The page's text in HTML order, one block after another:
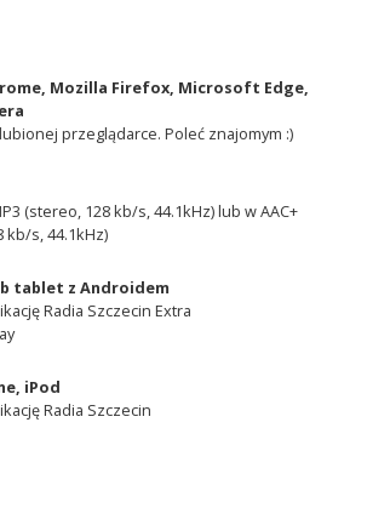
Mozilla Firefox, Microsoft Edge,
przeglądarce. Poleć znajomym :)
(stereo, 128 kb/s, 44.1kHz) lub w AAC+
kb/s, 44.1kHz)
tablet z Androidem
Radia Szczecin Extra
iPod
Radia Szczecin